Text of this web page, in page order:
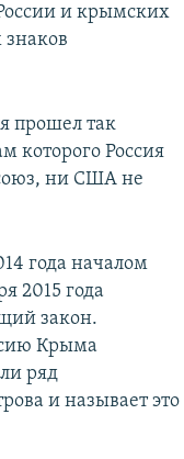
и крымских
знаков
прошел так
которого Россия
ни США не
года началом
2015 года
закон.
Крыма
ряд
и называет это